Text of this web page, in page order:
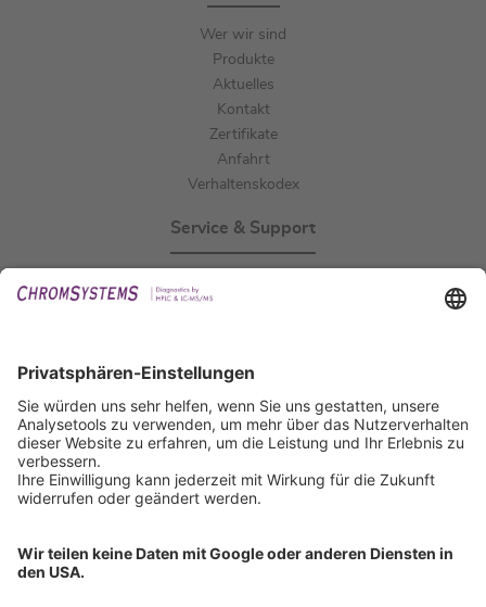
Wer wir sind
Produkte
Aktuelles
Kontakt
Zertifikate
Anfahrt
Verhaltenskodex
Service & Support
IFU anfordern
Zertifizierungen
ISO 9001 Zertifikat